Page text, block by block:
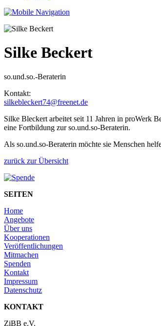
Silke Beckert
so.und.so.-Beraterin
Kontakt:
silkebleckert74@freenet.de
Silke Bleckert arbeitet seit 11 Jahren in proWerk
eine Fortbildung zur so.und.so-Beraterin.
Als so.und.so-Beraterin möchte sie Menschen
zurück zur Übersicht
SEITEN
Home
Angebote
Über uns
Kooperationen
Veröffentlichungen
Mitmachen
Spenden
Kontakt
Impressum
Datenschutz
KONTAKT
ZiBB e.V.